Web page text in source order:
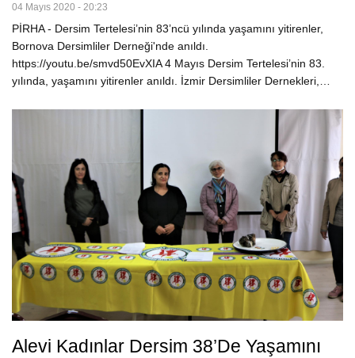
04 Mayıs 2020 - 20:23
PİRHA - Dersim Tertelesi’nin 83’ncü yılında yaşamını yitirenler,
Bornova Dersimliler Derneği'nde anıldı.
https://youtu.be/smvd50EvXIA 4 Mayıs Dersim Tertelesi’nin 83.
yılında, yaşamını yitirenler anıldı. İzmir Dersimliler Dernekleri,…
Alevi Kadınlar Dersim 38’de Yaşamını